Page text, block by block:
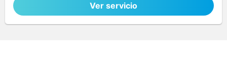
Ver servicio